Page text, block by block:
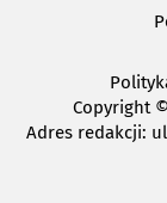
Copyright©
Adres redakcji: